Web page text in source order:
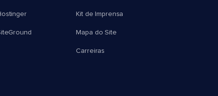
Kit de Imprensa
Mapa do Site
Carreiras